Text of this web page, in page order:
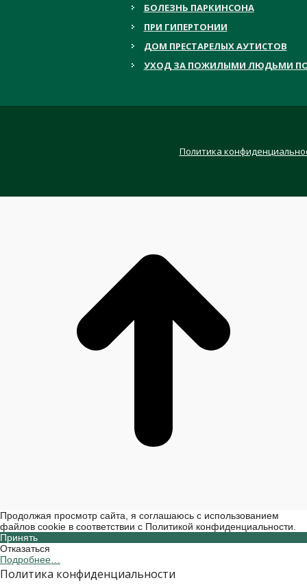
БОЛЕЗНЬ ПАРКИНСОНА
ПРИ ГИПЕРТОНИИ
ДОМ ПРЕСТАРЕЛЫХ АУТИСТОВ
УХОД ЗА ПОЖИЛЫМИ ЛЮДЬМИ
Политика
Продолжая просмотр сайта, я соглашаюсь с использованием
файлов cookie в соответствии с Политикой конфиденциальности.
Принять
Отказаться
Подробнее…
Политика конфиденциальности